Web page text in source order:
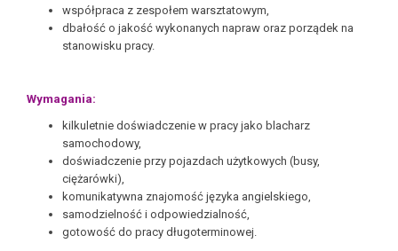
współpraca z zespołem warsztatowym,
dbałość o jakość wykonanych napraw oraz porządek na
stanowisku pracy.
Wymagania:
kilkuletnie doświadczenie w pracy jako blacharz
samochodowy,
doświadczenie przy pojazdach użytkowych (busy,
ciężarówki),
komunikatywna znajomość języka angielskiego,
samodzielność i odpowiedzialność,
gotowość do pracy długoterminowej.